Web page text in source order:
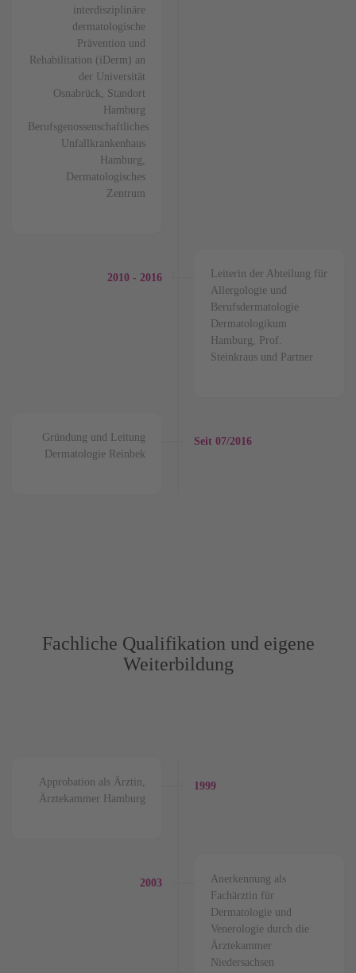
interdisziplinäre
dermatologische
Prävention und
Rehabilitation (iDerm) an
der Universität
Osnabrück, Standort
Hamburg
Berufsgenossenschaftliches
Unfallkrankenhaus
Hamburg,
Dermatologisches
Zentrum
2010 - 2016
Leiterin der Abteilung für
Allergologie und
Berufsdermatologie
Dermatologikum
Hamburg, Prof.
Steinkraus und Partner
Seit 07/2016
Gründung und Leitung
Dermatologie Reinbek
Fachliche Qualifikation und eigene
Weiterbildung
1999
Approbation als Ärztin,
Ärztekammer Hamburg
2003
Anerkennung als
Fachärztin für
Dermatologie und
Venerologie durch die
Ärztekammer
Niedersachsen